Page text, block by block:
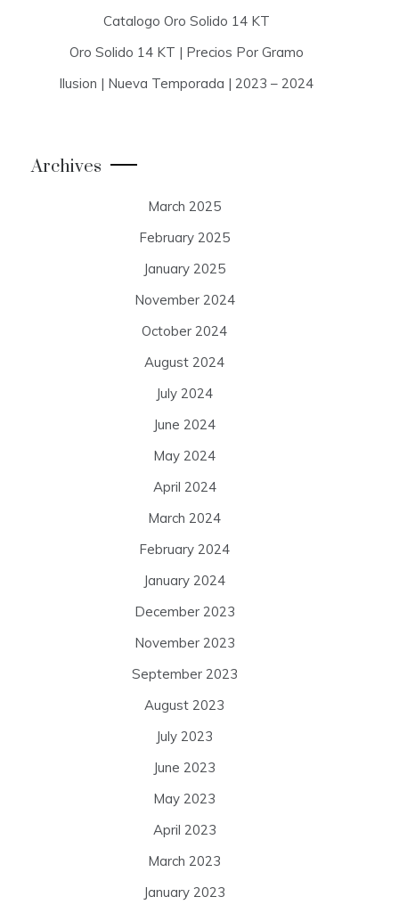
Catalogo Oro Solido 14 KT
Oro Solido 14 KT | Precios Por Gramo
Ilusion | Nueva Temporada | 2023 – 2024
Archives
March 2025
February 2025
January 2025
November 2024
October 2024
August 2024
July 2024
June 2024
May 2024
April 2024
March 2024
February 2024
January 2024
December 2023
November 2023
September 2023
August 2023
July 2023
June 2023
May 2023
April 2023
March 2023
January 2023